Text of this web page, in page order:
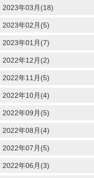
2023年03月(18)
2023年02月(5)
2023年01月(7)
2022年12月(2)
2022年11月(5)
2022年10月(4)
2022年09月(5)
2022年08月(4)
2022年07月(5)
2022年06月(3)